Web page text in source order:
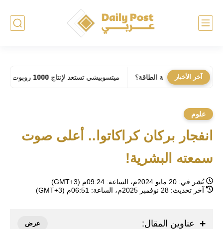
آخر الأخبار
فهل يحل أزمة الطاقة؟ ميتسوبيشي تستعد لإنتاج 1000 روبوت بشري شهرياً: فهل تحل الآلات مكان العمال في المصانع؟
علوم
انفجار بركان كراكاتوا.. أعلى صوت
سمعته البشرية!
نُشر في: 20 مايو 2024م، الساعة: 09:24م (GMT+3)
آخر تحديث: 28 نوفمبر 2025م، الساعة: 06:51م (GMT+3)
عناوين المقال: